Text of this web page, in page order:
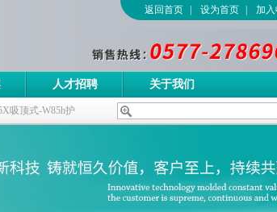
返回首页 设为首页 加
人才招聘 关于我们
吸顶式-W85h护